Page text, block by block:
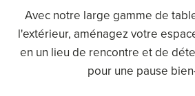
Avec notre large gamme de
l'extérieur, aménagez votre
en un lieu de rencontre et de
pour une pause